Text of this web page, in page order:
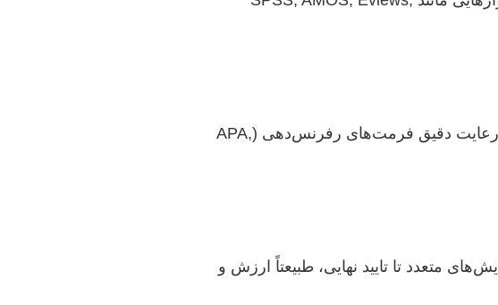
پیدا کردن منابع به‌روز و معتبر (به ویژه مقالات ISI یا منابع خارجی)، و همچنین رعایت دقیق فرمت‌های رفرنس‌دهی (APA,
متعدد تا تایید نهایی، طبیعتاً ارزش و